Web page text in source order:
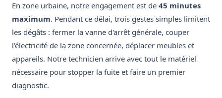
En zone urbaine, notre engagement est de 45 minutes
maximum. Pendant ce délai, trois gestes simples limitent
les dégâts : fermer la vanne d'arrêt générale, couper
l'électricité de la zone concernée, déplacer meubles et
appareils. Notre technicien arrive avec tout le matériel
nécessaire pour stopper la fuite et faire un premier
diagnostic.